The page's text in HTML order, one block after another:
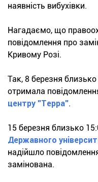
наявність вибухівки.
Нагадаємо, що
повідомлення про
Кривому Розі.
Так, 8 березня
отримала
центру "Терра".
15 березня близько
Державного
надійшло
замінована.